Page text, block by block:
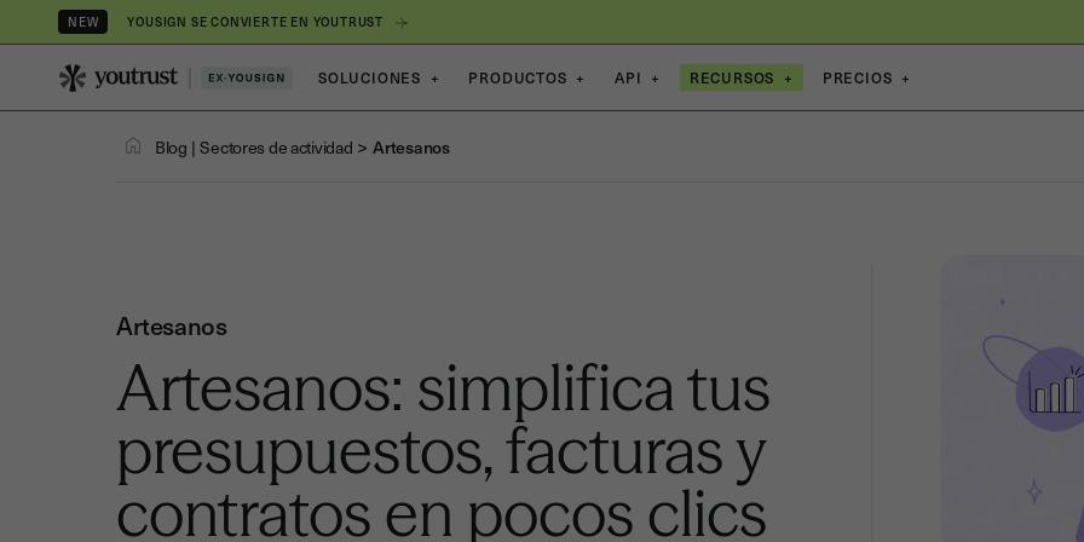
NEW YOUSIGN SE CONVIERTE EN YOUTRUST
SOLUCIONES + PRODUCTOS + API + RECURSOS + PRECIOS +
Blog | Sectores de actividad > Artesanos
Artesanos
Artesanos: simplifica tus
presupuestos, facturas y
contratos en pocos clics